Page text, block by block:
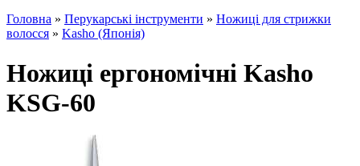
Головна » Перукарські інструменти » Ножиці для стрижки
волосся » Kasho (Японія)
Ножиці ергономічні Kasho
KSG-60